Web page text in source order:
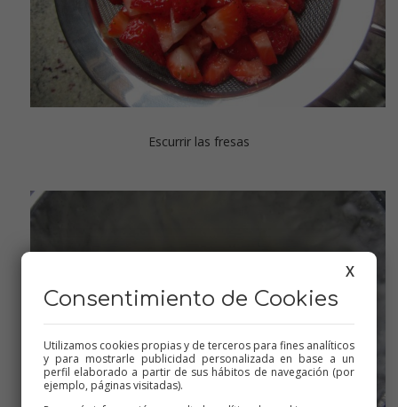
Escurrir las fresas
X
Consentimiento de Cookies
Utilizamos cookies propias y de terceros para fines analíticos
y para mostrarle publicidad personalizada en base a un
perfil elaborado a partir de sus hábitos de navegación (por
ejemplo, páginas visitadas).